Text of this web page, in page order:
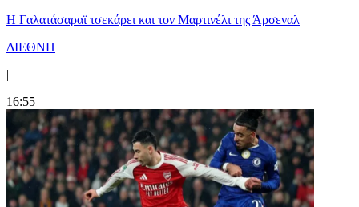
H Γαλατάσαραϊ τσεκάρει και τον Μαρτινέλι της Άρσεναλ
ΔΙΕΘΝΗ
|
16:55